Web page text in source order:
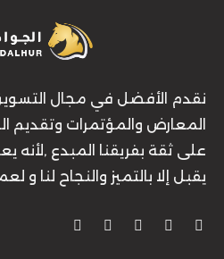
نقدم الأفضل في مجال
المعارض والمؤتمرات وتقديم
على ثقة بفريقنا المبدع
يقبل إلا بالتميز والنجاح لنا و